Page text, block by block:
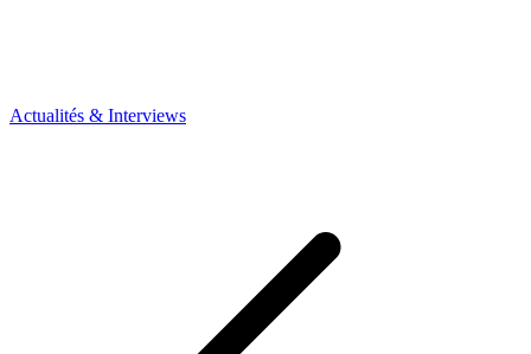
Actualités & Interviews